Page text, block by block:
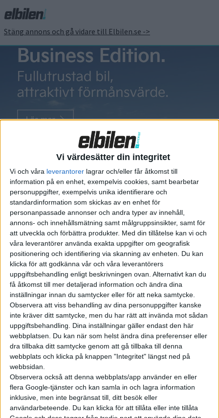
Vi värdesätter din integritet
Vi och våra leverantorer lagrar och/eller får åtkomst till
information på en enhet, exempelvis cookies, samt bearbetar
personuppgifter, exempelvis unika identifierare och
standardinformation som skickas av en enhet för
personanpassade annonser och andra typer av innehåll,
annons- och innehållsmätning samt målgruppsinsikter, samt för
att utveckla och förbättra produkter. Med din tillåtelse kan vi och
våra leverantörer använda exakta uppgifter om geografisk
positionering och identifiering via skanning av enheten. Du kan
klicka för att godkänna vår och våra leverantörers
uppgiftsbehandling enligt beskrivningen ovan. Alternativt kan du
få åtkomst till mer detaljerad information och ändra dina
inställningar innan du samtycker eller för att neka samtycke.
Observera att viss behandling av dina personuppgifter kanske
inte kräver ditt samtycke, men du har rätt att invända mot sådan
uppgiftsbehandling. Dina inställningar gäller endast den här
webbplatsen. Du kan när som helst ändra dina preferenser eller
dra tillbaka ditt samtycke genom att gå tillbaka till denna
webbplats och klicka på knappen "Integritet" längst ned på
webbsidan.
Observera också att denna webbplats/app använder en eller
flera Google-tjänster och kan samla in och lagra information
inklusive, men inte begränsat till, ditt besök eller
användarbeteende. Du kan klicka för att tillåta eller inte tillåta
Stäng annons och gå vidare till Elbilen.se ->
Elväg
Pilotprojekt
stoppas –
elvägen utmed
E20 blir för dyr
För att elektrifiera landets
vägtransporter ska det testas
olika tekniker. Vid sidan av
batteri- och vätgasdrivna
lastbilar som laddas och tankas
vid stopp är så kallade elvägar
där lastbilar laddas under färd
ett alternativ. Försök görs
redan på and...
Elbilens nyhetsbrev
Håll dig uppdaterad om de senaste nyheterna!